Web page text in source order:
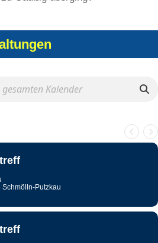
Schmölln-Putzkau